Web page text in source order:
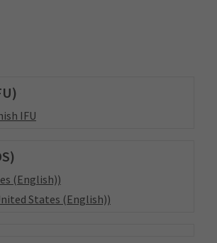
IFU
(English))
States (English))